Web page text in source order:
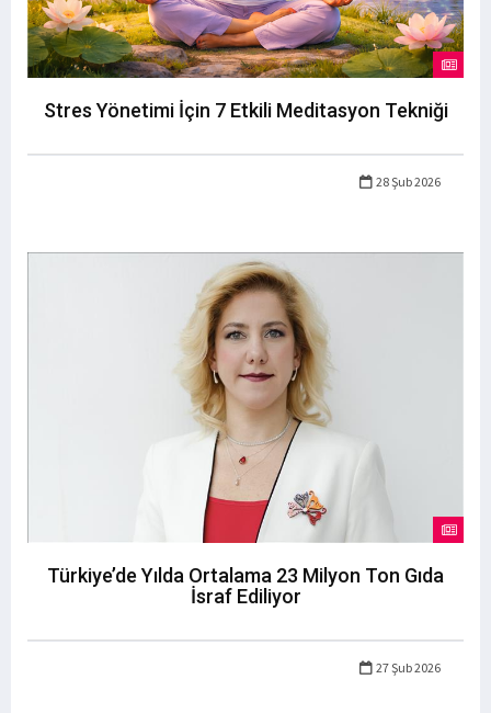
Stres Yönetimi İçin 7 Etkili Meditasyon Tekniği
28 Şub 2026
Türkiye’de Yılda Ortalama 23 Milyon Ton Gıda
İsraf Ediliyor
27 Şub 2026